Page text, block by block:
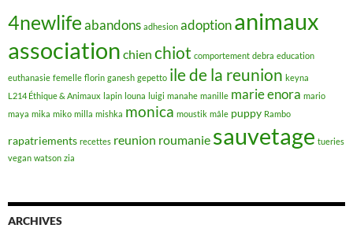
4newlifeabandons adhesion adoptionanimaux
association chien chiot comportement debra education
euthanasie femelle florin ganesh gepetto ile de la reunion keyna
L214 Éthique & Animaux lapin louna luigi manahe manille marie enora mario
maya mika miko milla mishka monica moustik mâle puppy Rambo
rapatriements recettes reunion roumanie sauvetage tueries
vegan watson zia
ARCHIVES